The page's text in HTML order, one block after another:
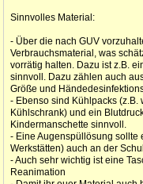
Sinnvolles Material:
- Über die nach GUV
Verbrauchsmaterial, was
vorrätig halten. Dazu ist z.B.
sinnvoll. Dazu zählen auch
Größe und
- Ebenso sind Kühlpacks
Kühlschrank) und ein
Kindermanschette sinnvoll.
- Eine Augenspüllösung sollte
Werkstätten) auch an der
- Auch sehr wichtig ist eine
Reanimation